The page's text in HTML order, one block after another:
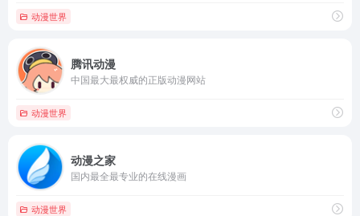
动漫世界
腾讯动漫
中国最大最权威的正版动漫网站
动漫世界
动漫之家
国内最全最专业的在线漫画
动漫世界